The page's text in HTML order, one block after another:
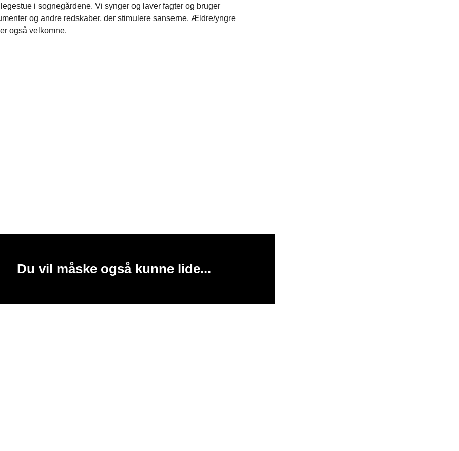
i sognegårdene. Vi synger og laver fagter og bruger
og andre redskaber, der stimulere sanserne. Ældre/yngre
også velkomne.
Du vil måske også kunne lide...